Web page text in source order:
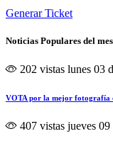
Generar Ticket
Noticias Populares del mes
202 vistas lunes 03
VOTA por la mejor fotografía
407 vistas jueves